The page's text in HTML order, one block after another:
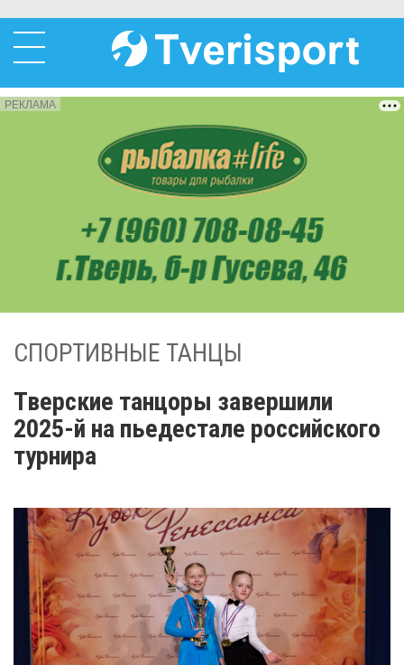
РЕКЛАМА
СПОРТИВНЫЕ ТАНЦЫ
Тверские танцоры завершили
2025-й на пьедестале российского
турнира